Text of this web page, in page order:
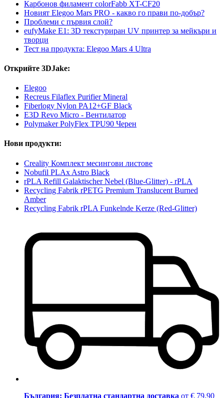
Карбонов филамент colorFabb XT-CF20
Новият Elegoo Mars PRO - какво го прави по-добър?
Проблеми с първия слой?
eufyMake E1: 3D текстуриран UV принтер за мейкъри и
творци
Тест на продукта: Elegoo Mars 4 Ultra
Открийте 3DJake:
Elegoo
Recreus Filaflex Purifier Mineral
Fiberlogy Nylon PA12+GF Black
E3D Revo Micro - Вентилатор
Polymaker PolyFlex TPU90 Черен
Нови продукти:
Creality Комплект месингови листове
Nobufil PLAx Astro Black
rPLA Refill Galaktischer Nebel (Blue-Glitter) - rPLA
Recycling Fabrik rPETG Premium Translucent Burned
Amber
Recycling Fabrik rPLA Funkelnde Kerze (Red-Glitter)
България: Безплатна стандартна доставка от € 79,90